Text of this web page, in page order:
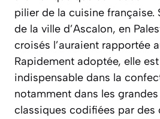
pilier de la cuisine française.
de la ville d’Ascalon, en
croisés l’auraient rapportée
Rapidement adoptée, elle
indispensable dans la
notamment dans les
classiques codifiées par des